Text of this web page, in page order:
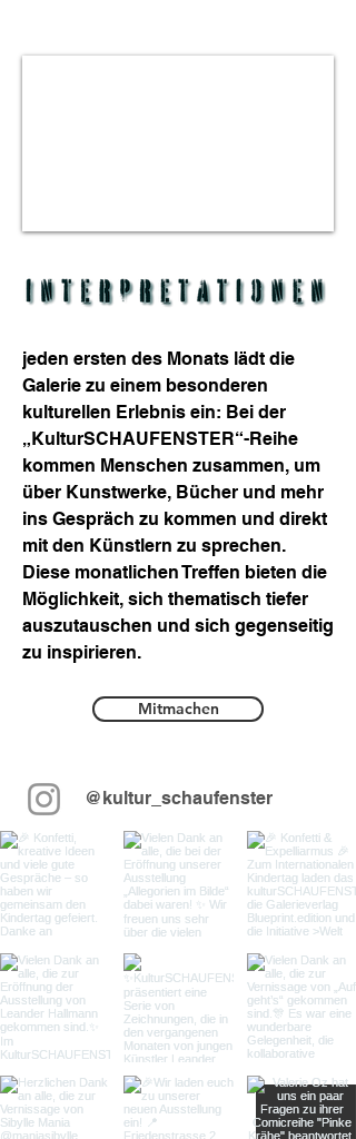
jeden ersten des Monats lädt die
Galerie zu einem besonderen
kulturellen Erlebnis ein: Bei der
„KulturSCHAUFENSTER“-Reihe
kommen Menschen zusammen, um
über Kunstwerke, Bücher und mehr
ins Gespräch zu kommen und direkt
mit den Künstlern zu sprechen.
Diese monatlichen Treffen bieten die
Möglichkeit, sich thematisch tiefer
auszutauschen und sich gegenseitig
zu inspirieren.
Mitmachen
@kultur_schaufenster